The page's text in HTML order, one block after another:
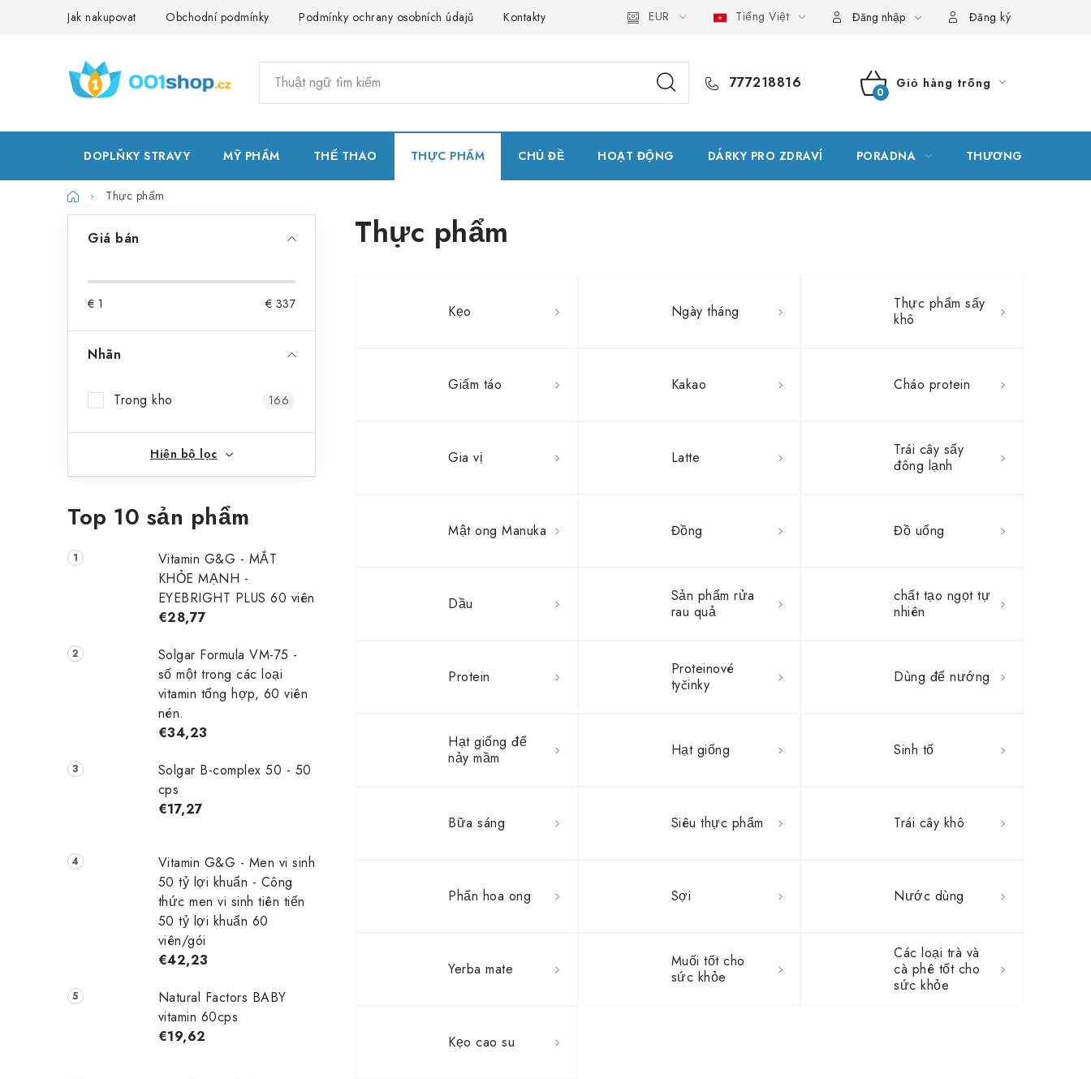
Jak nakupovat Obchodní podmínky Podmínky ochrany osobních údajů Kontakty Natural Health Store Bảng thuật ngữ Vị trí Đơn hàng của tôi
EUR Tiếng Việt Đăng nhập Đăng ký
777218816
GIỎ
Giỏ hàng trống
DOPLŇKY STRAVY MỸ PHẨM THỂ THAO THỰC PHẨM CHỦ ĐỀ HOẠT ĐỘNG DÁRKY PRO ZDRAVÍ PORADNA THƯƠNG HIỆU
Trang
chủ
Thực phẩm
n
n
Giá bán
€ 1 € 337
Nhãn
Trong kho 166
Hiện bộ lọc
Top 10 sản phẩm
Vitamin G&G - MẮT
KHỎE MẠNH -
EYEBRIGHT PLUS 60 viên
€28,77
Solgar Formula VM-75 -
số một trong các loại
vitamin tổng hợp, 60 viên
nén.
€34,23
Solgar B-complex 50 - 50
cps
€17,27
Vitamin G&G - Men vi sinh
50 tỷ lợi khuẩn - Công
thức men vi sinh tiên tiến
50 tỷ lợi khuẩn 60
viên/gói
€42,23
Natural Factors BABY
vitamin 60cps
€19,62
Thực phẩm
Kẹo Ngày tháng
Thực phẩm sấy
khô
Giấm táo Kakao Cháo protein
Gia vị Latte
Trái cây sấy
đông lạnh
Mật ong Manuka Đồng Đồ uống
Dầu
Sản phẩm rửa
rau quả
chất tạo ngọt tự
nhiên
Protein
Proteinové
tyčinky
Dùng để nướng
Hạt giống để
nảy mầm
Hạt giống Sinh tố
Bữa sáng Siêu thực phẩm Trái cây khô
Phấn hoa ong Sợi Nước dùng
Yerba mate
Muối tốt cho
sức khỏe
Các loại trà và
cà phê tốt cho
sức khỏe
Kẹo cao su